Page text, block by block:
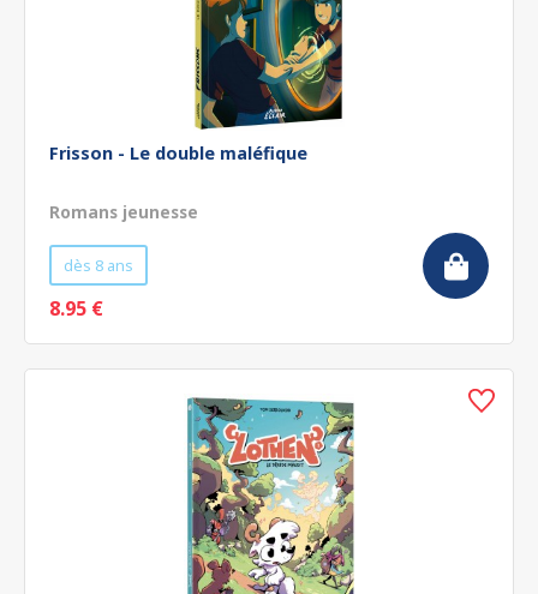
Frisson - Le double maléfique
Romans jeunesse
dès 8 ans
8.95 €